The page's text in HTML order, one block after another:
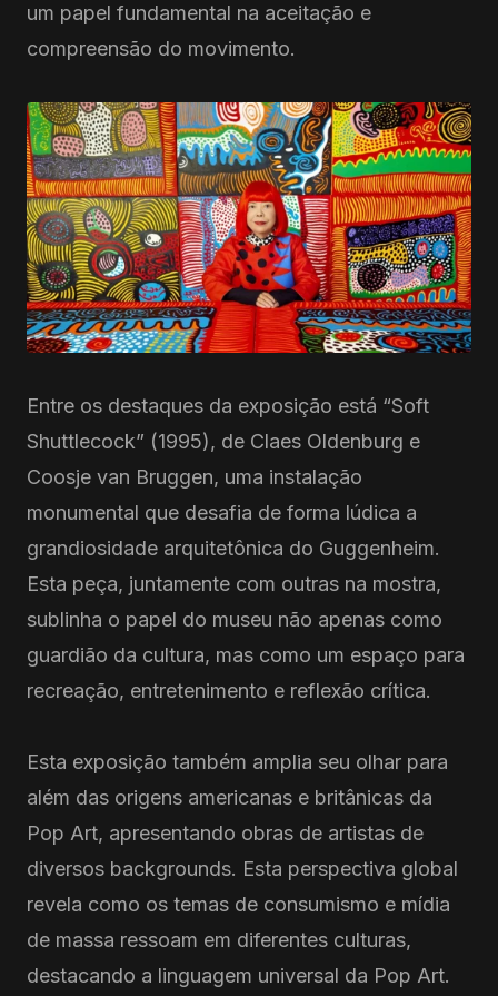
um papel fundamental na aceitação e
compreensão do movimento.
Entre os destaques da exposição está “Soft
Shuttlecock” (1995), de Claes Oldenburg e
Coosje van Bruggen, uma instalação
monumental que desafia de forma lúdica a
grandiosidade arquitetônica do Guggenheim.
Esta peça, juntamente com outras na mostra,
sublinha o papel do museu não apenas como
guardião da cultura, mas como um espaço para
recreação, entretenimento e reflexão crítica.
Esta exposição também amplia seu olhar para
além das origens americanas e britânicas da
Pop Art, apresentando obras de artistas de
diversos backgrounds. Esta perspectiva global
revela como os temas de consumismo e mídia
de massa ressoam em diferentes culturas,
destacando a linguagem universal da Pop Art.